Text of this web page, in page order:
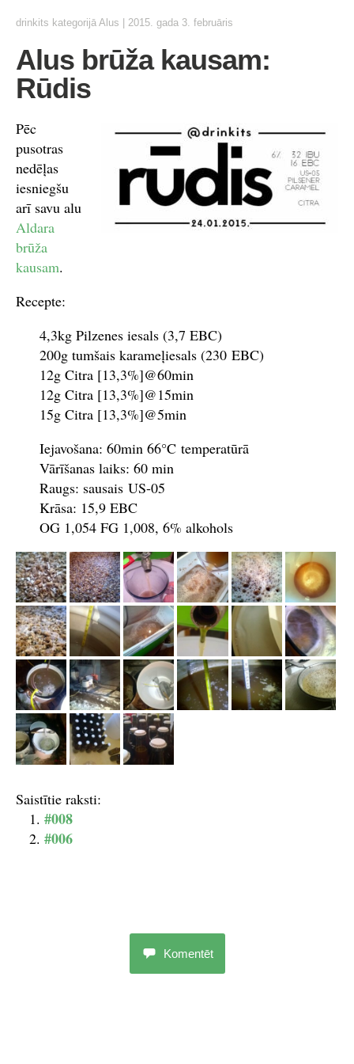
drinkits kategorijā Alus 2015. gada 3. februāris
Alus brūža kausam:
Rūdis
Pēc
pusotras
nedēļas
iesniegšu
arī savu alu
Aldara
brūža
kausam.
Recepte:
4,3kg Pilzenes iesals (3,7 EBC)
200g tumšais karameļiesals (230 EBC)
12g Citra [13,3%]@60min
12g Citra [13,3%]@15min
15g Citra [13,3%]@5min
Iejavošana: 60min 66°C temperatūrā
Vārīšanas laiks: 60 min
Raugs: sausais US-05
Krāsa: 15,9 EBC
OG 1,054 FG 1,008, 6% alkohols
Saistītie raksti:
#008
#006
Komentēt